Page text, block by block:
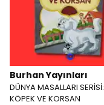
Burhan Yayınları
DÜNYA MASALLARI SERİSİ:
KÖPEK VE KORSAN